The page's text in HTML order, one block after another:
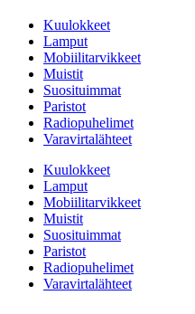
Kuulokkeet
Lamput
Mobiilitarvikkeet
Muistit
Suosituimmat
Paristot
Radiopuhelimet
Varavirtalähteet
Kuulokkeet
Lamput
Mobiilitarvikkeet
Muistit
Suosituimmat
Paristot
Radiopuhelimet
Varavirtalähteet